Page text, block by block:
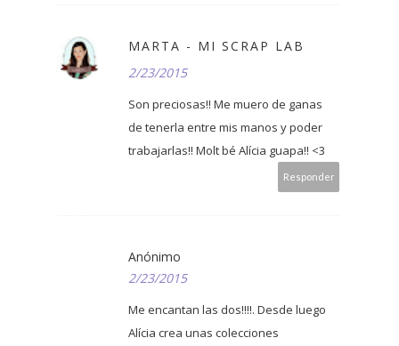
MARTA - MI SCRAP LAB
2/23/2015
Son preciosas!! Me muero de ganas
de tenerla entre mis manos y poder
trabajarlas!! Molt bé Alícia guapa!! <3
Responder
Anónimo
2/23/2015
Me encantan las dos!!!!. Desde luego
Alícia crea unas colecciones